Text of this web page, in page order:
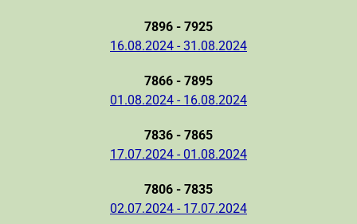
7896 - 7925
16.08.2024 - 31.08.2024
7866 - 7895
01.08.2024 - 16.08.2024
7836 - 7865
17.07.2024 - 01.08.2024
7806 - 7835
02.07.2024 - 17.07.2024